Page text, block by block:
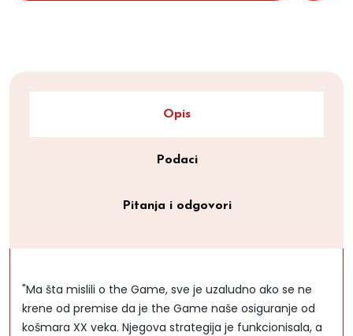
Opis
Podaci
Pitanja i odgovori
"Ma šta mislili o the Game, sve je uzaludno ako se ne
krene od premise da je the Game naše osiguranje od
košmara XX veka. Njegova strategija je funkcionisala, a